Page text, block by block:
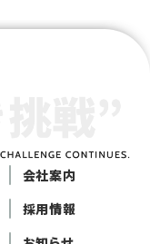
会社案内
採用情報